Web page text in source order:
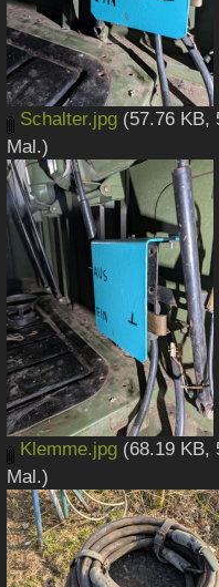
Schalter.jpg (57.76 KB,
Mal.)
Klemme.jpg (68.19 KB,
Mal.)